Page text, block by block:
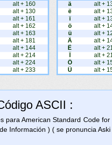
alt + 160
alt + 130
alt + 161
alt + 162
alt + 163
alt + 181
alt + 144
alt + 214
alt + 224
alt + 233
ä
alt +
ë
alt +
ï
alt +
ö
alt +
ü
alt +
Ä
alt +
Ë
alt +
alt +
Ö
alt +
Ü
alt +
ASCII :
para American Standard Code
Información ) ( se pronuncia Aski